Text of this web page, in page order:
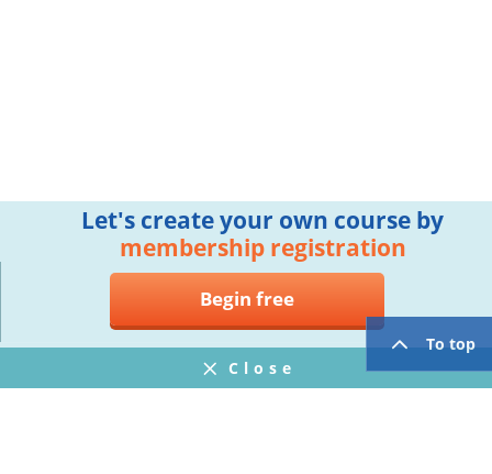
To top
Let's create your own course by
membership registration
Begin free
Close